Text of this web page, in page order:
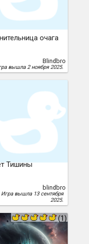
очага
Blindbro
вышла 2 ноября 2025.
Тишины
blindbro
Игра вышла 13 сентября
2025.
(1)